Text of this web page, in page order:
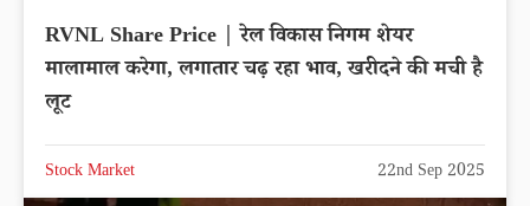
RVNL Share Price | रेल विकास निगम शेयर
मालामाल करेगा, लगातार चढ़ रहा भाव, खरीदने की मची है
लूट
Stock Market 22nd Sep 2025